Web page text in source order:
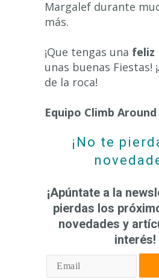
Margalef durante
más.
¡Que tengas una feliz
unas buenas Fiestas!
de la roca!
Equipo Climb Around
¡No te
¡Apúntate a la
pierdas los
novedades y
interés!